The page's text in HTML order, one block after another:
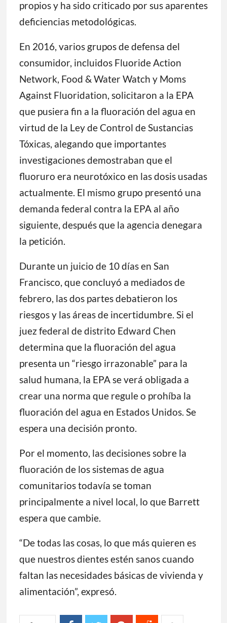
propios y ha sido criticado por sus aparentes
deficiencias metodológicas.
En 2016, varios grupos de defensa del
consumidor, incluidos Fluoride Action
Network, Food & Water Watch y Moms
Against Fluoridation, solicitaron a la EPA
que pusiera fin a la fluoración del agua en
virtud de la Ley de Control de Sustancias
Tóxicas, alegando que importantes
investigaciones demostraban que el
fluoruro era neurotóxico en las dosis usadas
actualmente. El mismo grupo presentó una
demanda federal contra la EPA al año
siguiente, después que la agencia denegara
la petición.
Durante un juicio de 10 días en San
Francisco, que concluyó a mediados de
febrero, las dos partes debatieron los
riesgos y las áreas de incertidumbre. Si el
juez federal de distrito Edward Chen
determina que la fluoración del agua
presenta un “riesgo irrazonable” para la
salud humana, la EPA se verá obligada a
crear una norma que regule o prohíba la
fluoración del agua en Estados Unidos. Se
espera una decisión pronto.
Por el momento, las decisiones sobre la
fluoración de los sistemas de agua
comunitarios todavía se toman
principalmente a nivel local, lo que Barrett
espera que cambie.
“De todas las cosas, lo que más quieren es
que nuestros dientes estén sanos cuando
faltan las necesidades básicas de vivienda y
alimentación”, expresó.